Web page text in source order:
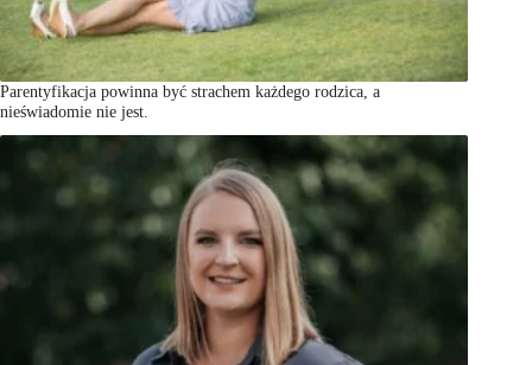
Parentyfikacja powinna być strachem każdego rodzica, a
nieświadomie nie jest.